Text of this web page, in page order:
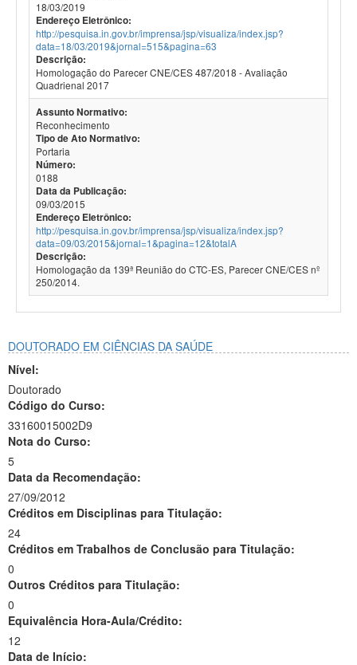
18/03/2019
Endereço Eletrônico:
http://pesquisa.in.gov.br/imprensa/jsp/visualiza/index.jsp?
data=18/03/2019&jornal=515&pagina=63
Descrição:
Homologação do Parecer CNE/CES 487/2018 - Avaliação
Quadrienal 2017
Assunto Normativo:
Reconhecimento
Tipo de Ato Normativo:
Portaria
Número:
0188
Data da Publicação:
09/03/2015
Endereço Eletrônico:
http://pesquisa.in.gov.br/imprensa/jsp/visualiza/index.jsp?
data=09/03/2015&jornal=1&pagina=12&totalA
Descrição:
Homologação da 139ª Reunião do CTC-ES, Parecer CNE/CES nº
250/2014.
DOUTORADO EM CIÊNCIAS DA SAÚDE
Nível:
Doutorado
Código do Curso:
33160015002D9
Nota do Curso:
5
Data da Recomendação:
27/09/2012
Créditos em Disciplinas para Titulação:
24
Créditos em Trabalhos de Conclusão para Titulação:
0
Outros Créditos para Titulação:
0
Equivalência Hora-Aula/Crédito:
12
Data de Início: